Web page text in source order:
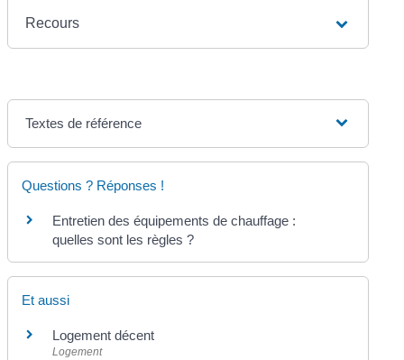
Recours
Textes de référence
Questions ? Réponses !
Entretien des équipements de chauffage :
quelles sont les règles ?
Et aussi
Logement décent
Logement